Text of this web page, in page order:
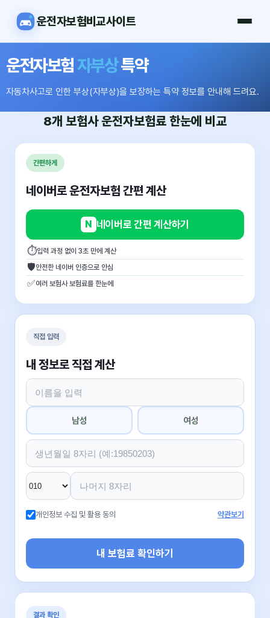
운전자보험비교사이트
운전자보험자부상특약
자동차사고로 인한 부상(자부상)을 보장하는 특약 정보를 안내해 드려요.
8개 보험사운전자보험료 한눈에 비교
간편하게
네이버로 운전자보험 간편 계산
N 네이버로 간편 계산하기
⏱입력 과정 없이 3초 만에 계산
🛡안전한 네이버 인증으로 안심
✅여러 보험사 보험료를 한눈에
직접 입력
내 정보로 직접 계산
남성 여성
개인정보 수집 및 활용 동의 약관보기
내 보험료 확인하기
결과 확인